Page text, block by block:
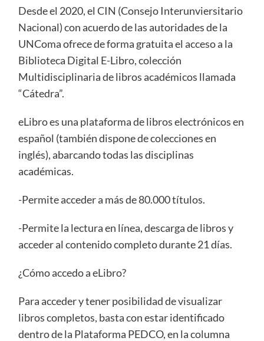
Desde el 2020, el CIN (Consejo Interunviersitario
Nacional) con acuerdo de las autoridades de la
UNComa ofrece de forma gratuita el acceso a la
Biblioteca Digital E-Libro, colección
Multidisciplinaria de libros académicos llamada
“Cátedra”.
eLibro es una plataforma de libros electrónicos en
español (también dispone de colecciones en
inglés), abarcando todas las disciplinas
académicas.
-Permite acceder a más de 80.000 títulos.
-Permite la lectura en línea, descarga de libros y
acceder al contenido completo durante 21 días.
¿Cómo accedo a eLibro?
Para acceder y tener posibilidad de visualizar
libros completos, basta con estar identificado
dentro de la Plataforma PEDCO, en la columna